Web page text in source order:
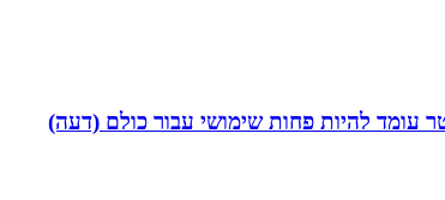
עומד להיות פחות שימושי עבור כולם (דעה)